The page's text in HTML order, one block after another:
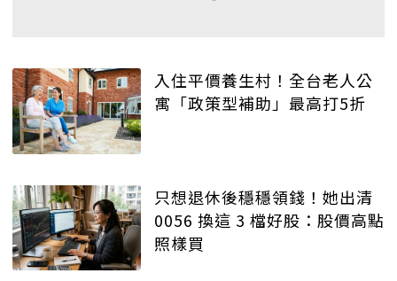
入住平價養生村！全台老人公
寓「政策型補助」最高打5折
只想退休後穩穩領錢！她出清
0056 換這 3 檔好股：股價高點
照樣買